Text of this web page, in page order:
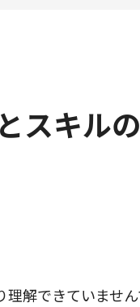
スキル
解できていませ